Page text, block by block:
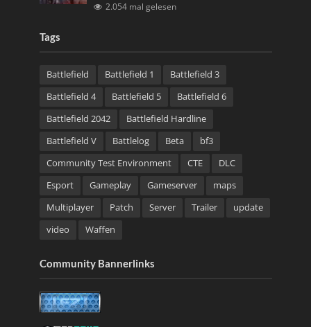
2.054 mal gelesen
Tags
Battlefield Battlefield 1
Battlefield 3
Battlefield 4
Battlefield 5
Battlefield 6
Battlefield 2042
Battlefield Hardline
Battlefield V
Battlelog Beta
bf3
Community Test Environment
CTE
DLC
Esport
Gameplay Gameserver
maps
Multiplayer
Patch Server Trailer
update
video
Waffen
Community Bannerlinks